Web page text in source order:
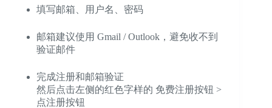
填写邮箱、用户名、密码
邮箱建议使用 Gmail / Outlook，避免收不到
验证邮件
完成注册和邮箱验证
然后点击左侧的红色字样的 免费注册按钮 >
点注册按钮